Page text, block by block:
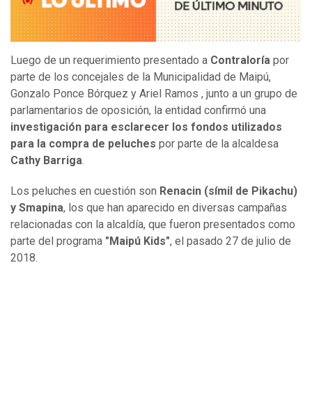
Luego de un requerimiento presentado a Contraloría por
parte de los concejales de la Municipalidad de Maipú,
Gonzalo Ponce Bórquez y Ariel Ramos , junto a un grupo de
parlamentarios de oposición, la entidad confirmó una
investigación para esclarecer los fondos utilizados
para la compra de peluches por parte de la alcaldesa
Cathy Barriga.
Los peluches en cuestión son Renacin (símil de Pikachu)
y Smapina, los que han aparecido en diversas campañas
relacionadas con la alcaldía, que fueron presentados como
parte del programa "Maipú Kids", el pasado 27 de julio de
2018.